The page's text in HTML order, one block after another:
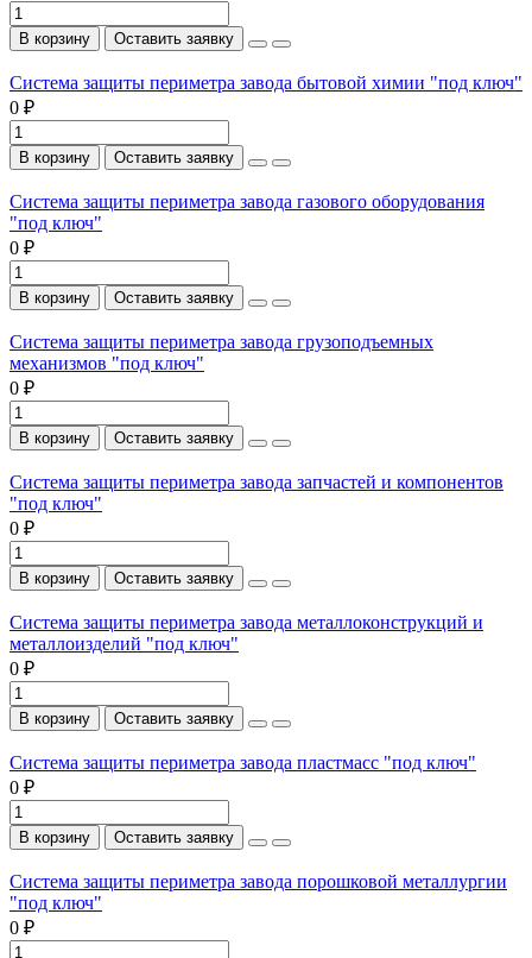
В корзину Оставить заявку
Система защиты периметра завода бытовой химии "под ключ"
0 ₽
В корзину Оставить заявку
Система защиты периметра завода газового оборудования
"под ключ"
0 ₽
В корзину Оставить заявку
Система защиты периметра завода грузоподъемных
механизмов "под ключ"
0 ₽
В корзину Оставить заявку
Система защиты периметра завода запчастей и компонентов
"под ключ"
0 ₽
В корзину Оставить заявку
Система защиты периметра завода металлоконструкций и
металлоизделий "под ключ"
0 ₽
В корзину Оставить заявку
Система защиты периметра завода пластмасс "под ключ"
0 ₽
В корзину Оставить заявку
Система защиты периметра завода порошковой металлургии
"под ключ"
0 ₽